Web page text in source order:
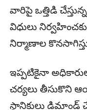
వారిపై ఒత్తిడి
విధులు
నిర్మాణాల
ఇప్పటికైనా
చర్యలు తీసుకొని
స్థానికులు డిమాండ్